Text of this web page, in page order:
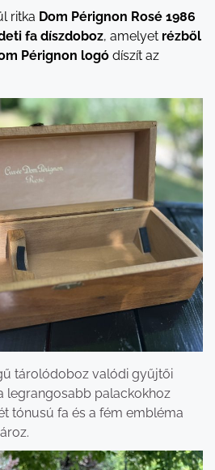
ritka Dom Pérignon Rosé 1986
fa díszdoboz, amelyet rézből
Pérignon logó díszít az
tárolódoboz valódi gyűjtői
legrangosabb palackokhoz
tónusú fa és a fém embléma